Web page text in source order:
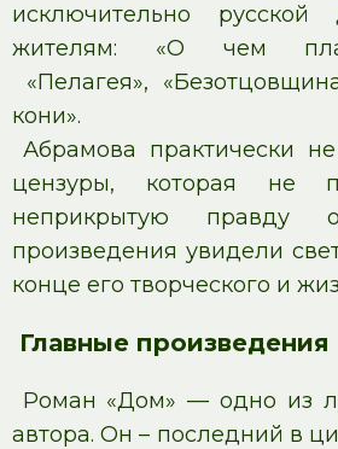
исключительно
жителям: «О чем
«Пелагея»,
кони».
Абрамова практически
цензуры, которая не
неприкрытую
произведения увидели
конце его творческого и
Главные произведения
Роман «Дом» — одно из
автора. Он – последний в